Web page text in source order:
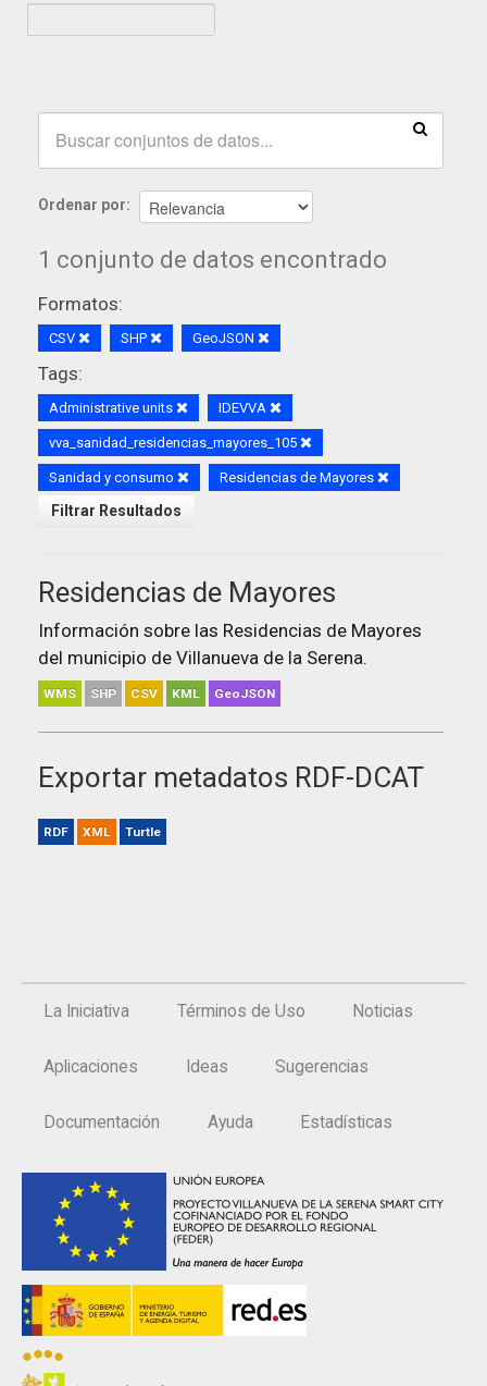
Ordenar por
1 conjunto de datos encontrado
Formatos:
CSV SHP GeoJSON
Tags:
Administrative units IDEVVA
vva_sanidad_residencias_mayores_105
Sanidad y consumo Residencias de Mayores
Filtrar Resultados
Residencias de Mayores
Información sobre las Residencias de Mayores
del municipio de Villanueva de la Serena.
WMS SHP CSV KML GeoJSON
Exportar metadatos RDF-DCAT
RDF XML Turtle
La Iniciativa Términos de Uso Noticias
Aplicaciones Ideas Sugerencias
Documentación Ayuda Estadísticas